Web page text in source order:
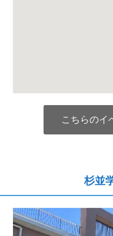
こちらのイ
杉並